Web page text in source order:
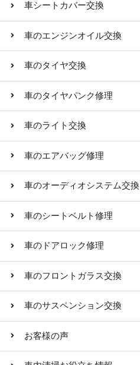
車シートカバー交換
車のエンジンオイル交換
車のタイヤ交換
車のタイヤパンク修理
車のライト交換
車のエアバッグ修理
車のオーディオシステム交換
車のシートベルト修理
車のドアロック修理
車のフロントガラス交換
車のサスペンション交換
お客様の声